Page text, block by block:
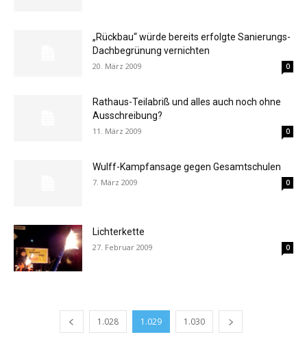
„Rückbau“ würde bereits erfolgte Sanierungs-
Dachbegrünung vernichten
20. März 2009 0
Rathaus-Teilabriß und alles auch noch ohne
Ausschreibung?
11. März 2009 0
Wulff-Kampfansage gegen Gesamtschulen
7. März 2009 0
Lichterkette
27. Februar 2009 0
1.028 1.029 1.030